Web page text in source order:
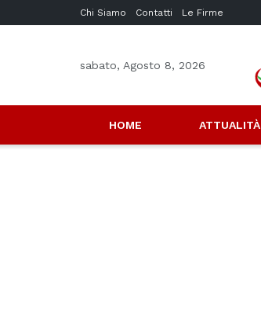
Chi Siamo Contatti Le Firme
sabato, Agosto 8, 2026
HOME ATTUALITÀ